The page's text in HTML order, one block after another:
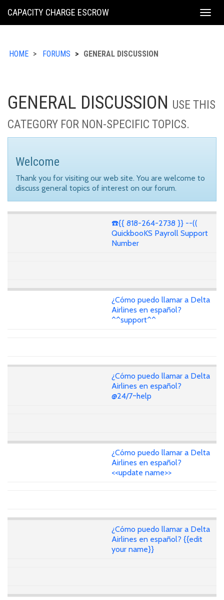
KING
CAPACITY CHARGE ESCROW
HOME FORUMS GENERAL DISCUSSION
GENERAL DISCUSSION USE THIS
CATEGORY FOR NON-SPECIFIC TOPICS.
Welcome
Thank you for visiting our web site. You are welcome to
discuss general topics of interest on our forum.
☎️{{ 818-264-2738 }} --((
QuickbooKS Payroll Support
Number
¿Cómo puedo llamar a Delta
Airlines en español?
^^support^^
¿Cómo puedo llamar a Delta
Airlines en español?
@24/7~help
¿Cómo puedo llamar a Delta
Airlines en español?
<<update name>>
¿Cómo puedo llamar a Delta
Airlines en español? {{edit
your name}}